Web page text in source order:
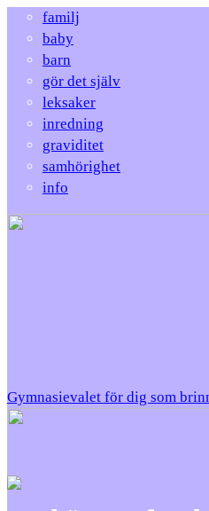
familj
baby
barn
gör det själv
leksaker
inredning
graviditet
samhörighet
info
Gymnasievalet för dig som